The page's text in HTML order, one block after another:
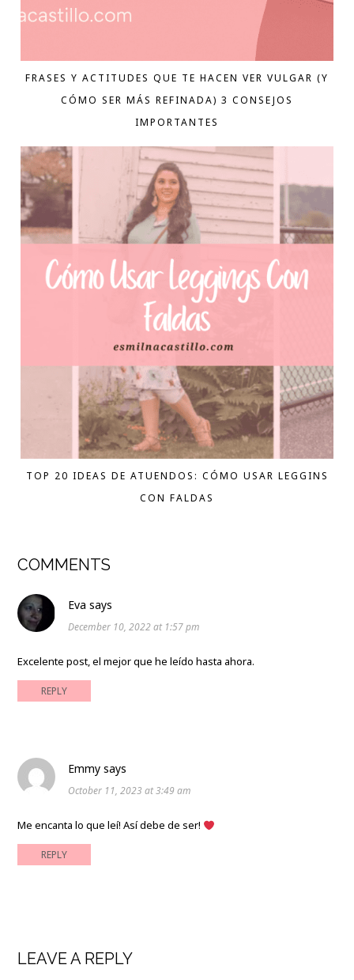
FRASES Y ACTITUDES QUE TE HACEN VER VULGAR (Y
CÓMO SER MÁS REFINADA) 3 CONSEJOS
IMPORTANTES
TOP 20 IDEAS DE ATUENDOS: CÓMO USAR LEGGINS
CON FALDAS
COMMENTS
Eva says
December 10, 2022 at 1:57 pm
Excelente post, el mejor que he leído hasta ahora.
REPLY
Emmy says
October 11, 2023 at 3:49 am
Me encanta lo que leí! Así debe de ser!
REPLY
LEAVE A REPLY